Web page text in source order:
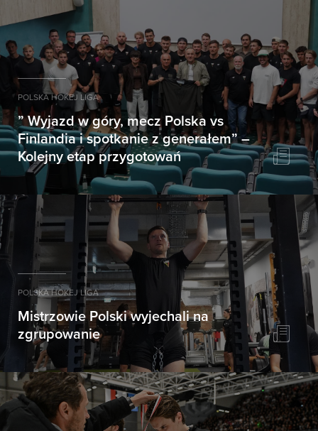
POLSKA HOKEJ LIGA
” Wyjazd w góry, mecz Polska vs
Finlandia i spotkanie z generałem” –
Kolejny etap przygotowań
POLSKA HOKEJ LIGA
Mistrzowie Polski wyjechali na
zgrupowanie